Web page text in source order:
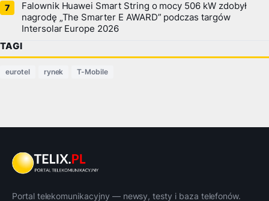
Falownik Huawei Smart String o mocy 506 kW zdobył
nagrodę „The Smarter E AWARD” podczas targów
Intersolar Europe 2026
TAGI
eurotel rynek T-Mobile
Portal telekomunikacyjny — newsy, testy i baza telefonów.